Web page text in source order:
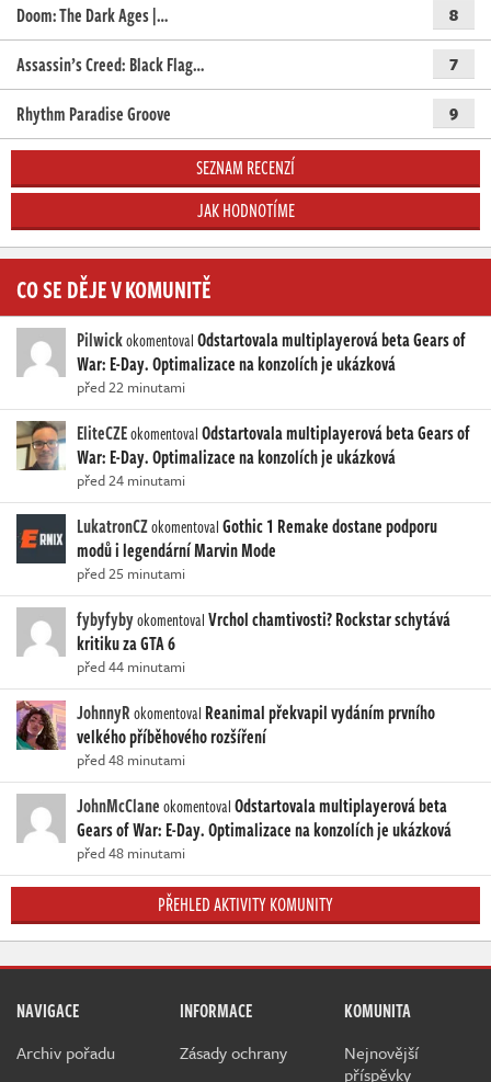
Doom: The Dark Ages |… 8
Assassin’s Creed: Black Flag… 7
Rhythm Paradise Groove 9
SEZNAM RECENZÍ
JAK HODNOTÍME
CO SE DĚJE V KOMUNITĚ
PilwickokomentovalOdstartovala multiplayerová beta Gears of
War: E-Day. Optimalizace na konzolích je ukázková
před 22 minutami
EliteCZEokomentovalOdstartovala multiplayerová beta Gears of
War: E-Day. Optimalizace na konzolích je ukázková
před 24 minutami
LukatronCZokomentovalGothic 1 Remake dostane podporu
modů i legendární Marvin Mode
před 25 minutami
fybyfybyokomentovalVrchol chamtivosti? Rockstar schytává
kritiku za GTA 6
před 44 minutami
JohnnyRokomentoval Reanimal překvapil vydáním prvního
velkého příběhového rozšíření
před 48 minutami
JohnMcClaneokomentovalOdstartovala multiplayerová beta
Gears of War: E-Day. Optimalizace na konzolích je ukázková
před 48 minutami
PŘEHLED AKTIVITY KOMUNITY
NAVIGACE
Archiv pořadu
INFORMACE
Zásady ochrany
KOMUNITA
Nejnovější
příspěvky